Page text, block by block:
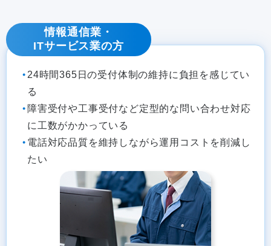
情報通信業・
ITサービス業の方
24時間365日の受付体制の維持に負担を感じてい
る
障害受付や工事受付など定型的な問い合わせ対応
に工数がかかっている
電話対応品質を維持しながら運用コストを削減し
たい